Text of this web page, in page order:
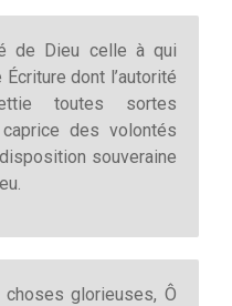
de Dieu celle à qui
dont l’autorité
toutes sortes
des volontés
souveraine
glorieuses, Ô